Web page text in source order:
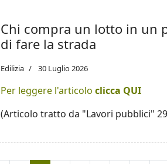
Chi compra un lotto in un
di fare la strada
Edilizia 30 Luglio 2026
Per leggere l'articolo clicca QUI
(Articolo tratto da "Lavori pubblici"